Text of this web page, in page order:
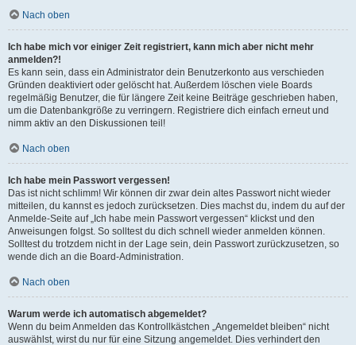
Nach oben
Ich habe mich vor einiger Zeit registriert, kann mich aber nicht mehr
anmelden?!
Es kann sein, dass ein Administrator dein Benutzerkonto aus verschieden
Gründen deaktiviert oder gelöscht hat. Außerdem löschen viele Boards
regelmäßig Benutzer, die für längere Zeit keine Beiträge geschrieben haben,
um die Datenbankgröße zu verringern. Registriere dich einfach erneut und
nimm aktiv an den Diskussionen teil!
Nach oben
Ich habe mein Passwort vergessen!
Das ist nicht schlimm! Wir können dir zwar dein altes Passwort nicht wieder
mitteilen, du kannst es jedoch zurücksetzen. Dies machst du, indem du auf der
Anmelde-Seite auf „Ich habe mein Passwort vergessen“ klickst und den
Anweisungen folgst. So solltest du dich schnell wieder anmelden können.
Solltest du trotzdem nicht in der Lage sein, dein Passwort zurückzusetzen, so
wende dich an die Board-Administration.
Nach oben
Warum werde ich automatisch abgemeldet?
Wenn du beim Anmelden das Kontrollkästchen „Angemeldet bleiben“ nicht
auswählst, wirst du nur für eine Sitzung angemeldet. Dies verhindert den